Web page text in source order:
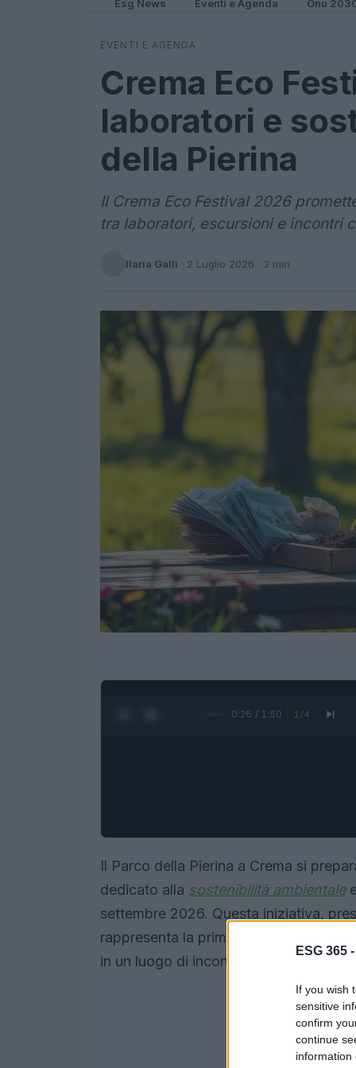
ESG 365 -
If you wish
sensitive
confirm
continue
information
Esg News Eventi e Agenda Onu
EVENTI E AGENDA
Crema Eco
laboratori e
della Pierina
Il Crema Eco Festival 2026
tra laboratori, escursioni e incontri
Ilaria Galli · 2 Luglio 2026 · 3 min
0:27 / 1:50 1 /4
Il Parco della Pierina a Crema si
dedicato alla sostenibilità ambientale
settembre 2026. Questa iniziativa,
rappresenta la prima edizione di un
in un luogo di incontro, formazione e